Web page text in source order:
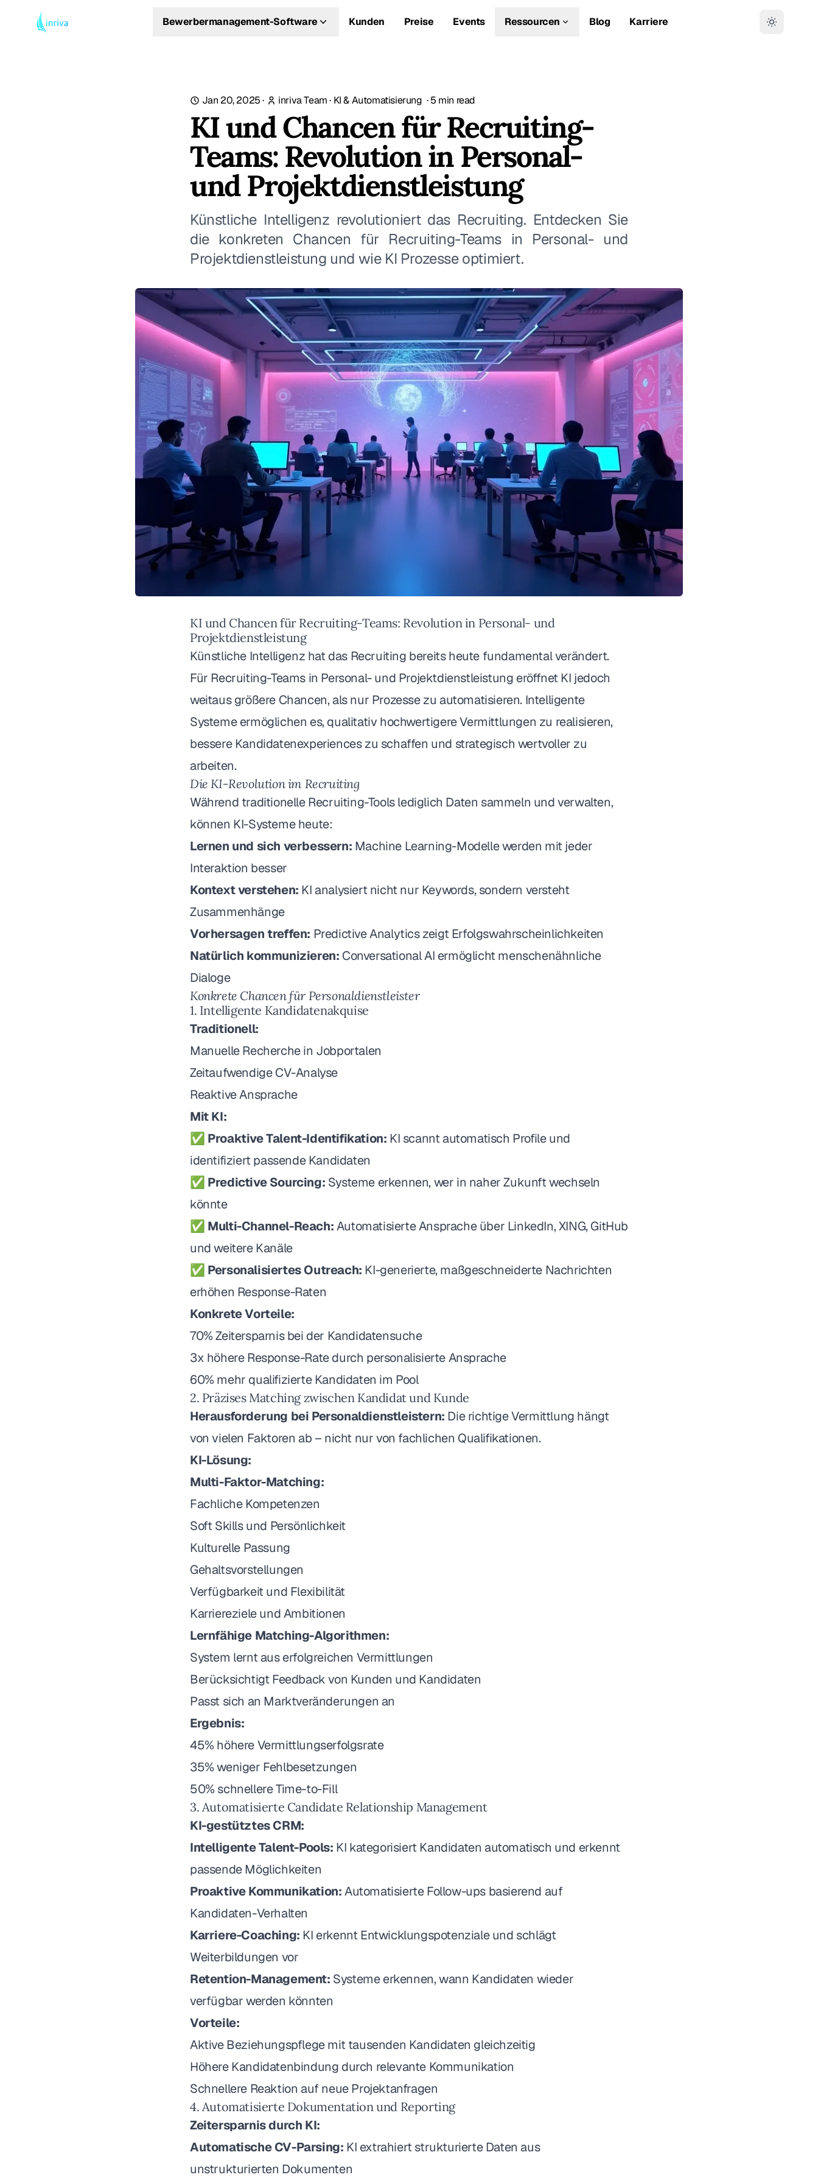
Bewerbermanagement-Software Kunden Preise Events Ressourcen Blog Karriere
Jan 20, 2025· inriva Team· KI & Automatisierung ·5 min read
KI und Chancen für Recruiting-
Teams: Revolution in Personal-
und Projektdienstleistung
Künstliche Intelligenz revolutioniert das Recruiting. Entdecken Sie
die konkreten Chancen für Recruiting-Teams in Personal- und
Projektdienstleistung und wie KI Prozesse optimiert.
KI und Chancen für Recruiting-Teams: Revolution in Personal- und
Projektdienstleistung
Künstliche Intelligenz hat das Recruiting bereits heute fundamental verändert.
Für Recruiting-Teams in Personal- und Projektdienstleistung eröffnet KI jedoch
weitaus größere Chancen, als nur Prozesse zu automatisieren. Intelligente
Systeme ermöglichen es, qualitativ hochwertigere Vermittlungen zu realisieren,
bessere Kandidatenexperiences zu schaffen und strategisch wertvoller zu
arbeiten.
Die KI-Revolution im Recruiting
Während traditionelle Recruiting-Tools lediglich Daten sammeln und verwalten,
können KI-Systeme heute:
Lernen und sich verbessern: Machine Learning-Modelle werden mit jeder
Interaktion besser
Kontext verstehen: KI analysiert nicht nur Keywords, sondern versteht
Zusammenhänge
Vorhersagen treffen: Predictive Analytics zeigt Erfolgswahrscheinlichkeiten
Natürlich kommunizieren: Conversational AI ermöglicht menschenähnliche
Dialoge
Konkrete Chancen für Personaldienstleister
1. Intelligente Kandidatenakquise
Traditionell:
Manuelle Recherche in Jobportalen
Zeitaufwendige CV-Analyse
Reaktive Ansprache
Mit KI:
✅ Proaktive Talent-Identifikation: KI scannt automatisch Profile und
identifiziert passende Kandidaten
✅ Predictive Sourcing: Systeme erkennen, wer in naher Zukunft wechseln
könnte
✅ Multi-Channel-Reach:Automatisierte Ansprache über LinkedIn, XING, GitHub
und weitere Kanäle
✅ Personalisiertes Outreach: KI-generierte, maßgeschneiderte Nachrichten
erhöhen Response-Raten
Konkrete Vorteile:
70% Zeitersparnis bei der Kandidatensuche
3x höhere Response-Rate durch personalisierte Ansprache
60% mehr qualifizierte Kandidaten im Pool
2. Präzises Matching zwischen Kandidat und Kunde
Herausforderung bei Personaldienstleistern: Die richtige Vermittlung hängt
von vielen Faktoren ab – nicht nur von fachlichen Qualifikationen.
KI-Lösung:
Multi-Faktor-Matching:
Fachliche Kompetenzen
Soft Skills und Persönlichkeit
Kulturelle Passung
Gehaltsvorstellungen
Verfügbarkeit und Flexibilität
Karriereziele und Ambitionen
Lernfähige Matching-Algorithmen:
System lernt aus erfolgreichen Vermittlungen
Berücksichtigt Feedback von Kunden und Kandidaten
Passt sich an Marktveränderungen an
Ergebnis:
45% höhere Vermittlungserfolgsrate
35% weniger Fehlbesetzungen
50% schnellere Time-to-Fill
3. Automatisierte Candidate Relationship Management
KI-gestütztes CRM:
Intelligente Talent-Pools: KI kategorisiert Kandidaten automatisch und erkennt
passende Möglichkeiten
Proaktive Kommunikation:Automatisierte Follow-ups basierend auf
Kandidaten-Verhalten
Karriere-Coaching: KI erkennt Entwicklungspotenziale und schlägt
Weiterbildungen vor
Retention-Management: Systeme erkennen, wann Kandidaten wieder
verfügbar werden könnten
Vorteile:
Aktive Beziehungspflege mit tausenden Kandidaten gleichzeitig
Höhere Kandidatenbindung durch relevante Kommunikation
Schnellere Reaktion auf neue Projektanfragen
4. Automatisierte Dokumentation und Reporting
Zeitersparnis durch KI:
Automatische CV-Parsing: KI extrahiert strukturierte Daten aus
unstrukturierten Dokumenten